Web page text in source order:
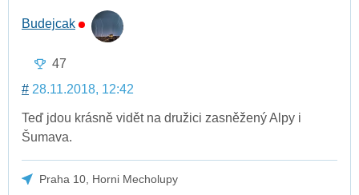
Budejcak
47
# 28.11.2018, 12:42
Teď jdou krásně vidět na družici zasněžený Alpy i
Šumava.
Praha 10, Horni Mecholupy